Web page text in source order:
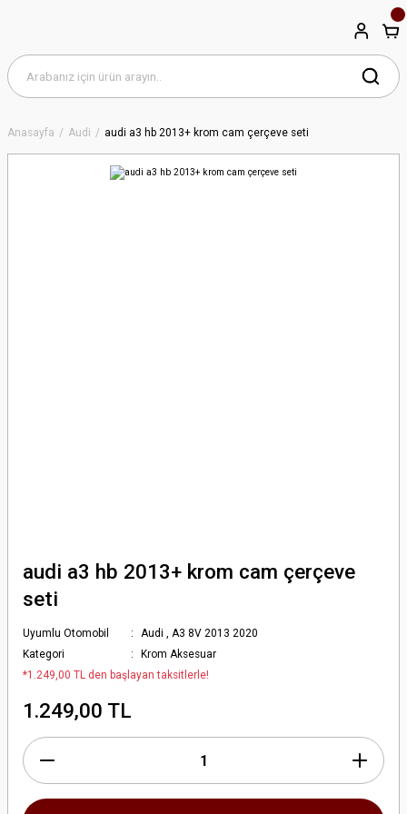
Anasayfa Audi audi a3 hb 2013+ krom cam çerçeve seti
audi a3 hb 2013+ krom cam çerçeve
seti
Uyumlu Otomobil Audi ,A3 8V 2013 2020
Kategori
Krom Aksesuar
*1.249,00 TL den başlayan taksitlerle!
1.249,00 TL